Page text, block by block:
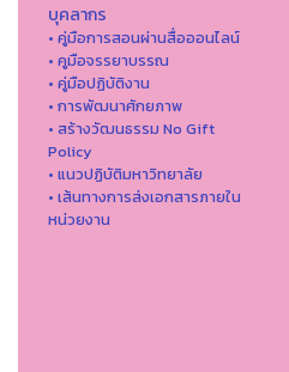
บุคลากร
• คู่มือการสอนผ่านสื่อออนไลน์
• คูมือจรรยาบรรณ
• คู่มือปฏิบัติงาน
• การพัฒนาศักยภาพ
• สร้างวัฒนธรรม No Gift
Policy
• แนวปฏิบัติมหาวิทยาลัย
• เส้นทางการส่งเอกสารภายใน
หน่วยงาน